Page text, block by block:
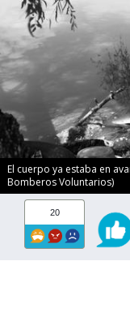
El cuerpo ya estaba en
Bomberos Voluntarios)
20